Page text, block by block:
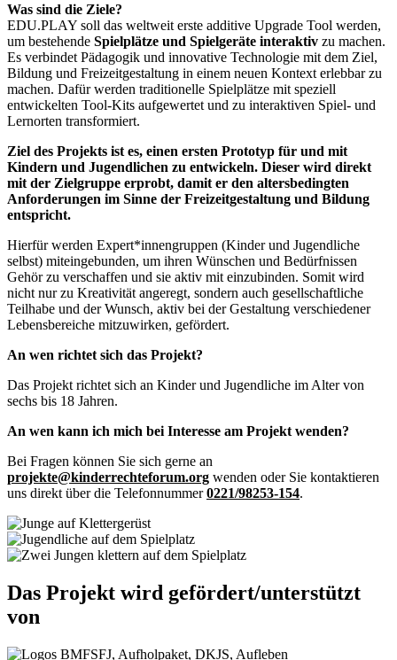
Was sind die Ziele?
EDU.PLAY soll das weltweit erste additive Upgrade Tool werden,
um bestehende Spielplätze und Spielgeräte interaktiv zu machen.
Es verbindet Pädagogik und innovative Technologie mit dem Ziel,
Bildung und Freizeitgestaltung in einem neuen Kontext erlebbar zu
machen. Dafür werden traditionelle Spielplätze mit speziell
entwickelten Tool-Kits aufgewertet und zu interaktiven Spiel- und
Lernorten transformiert.
Ziel des Projekts ist es, einen ersten Prototyp für und mit
Kindern und Jugendlichen zu entwickeln. Dieser wird direkt
mit der Zielgruppe erprobt, damit er den altersbedingten
Anforderungen im Sinne der Freizeitgestaltung und Bildung
entspricht.
Hierfür werden Expert*innengruppen (Kinder und Jugendliche
selbst) miteingebunden, um ihren Wünschen und Bedürfnissen
Gehör zu verschaffen und sie aktiv mit einzubinden. Somit wird
nicht nur zu Kreativität angeregt, sondern auch gesellschaftliche
Teilhabe und der Wunsch, aktiv bei der Gestaltung verschiedener
Lebensbereiche mitzuwirken, gefördert.
An wen richtet sich das Projekt?
Das Projekt richtet sich an Kinder und Jugendliche im Alter von
sechs bis 18 Jahren.
An wen kann ich mich bei Interesse am Projekt wenden?
Bei Fragen können Sie sich gerne an
projekte@kinderrechteforum.org wenden oder Sie kontaktieren
uns direkt über die Telefonnummer0221/98253-154.
Das Projekt wird gefördert/unterstützt
von